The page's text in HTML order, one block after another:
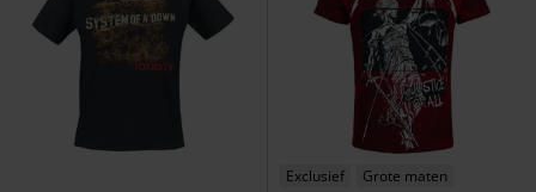
Exclusief
Grote maten